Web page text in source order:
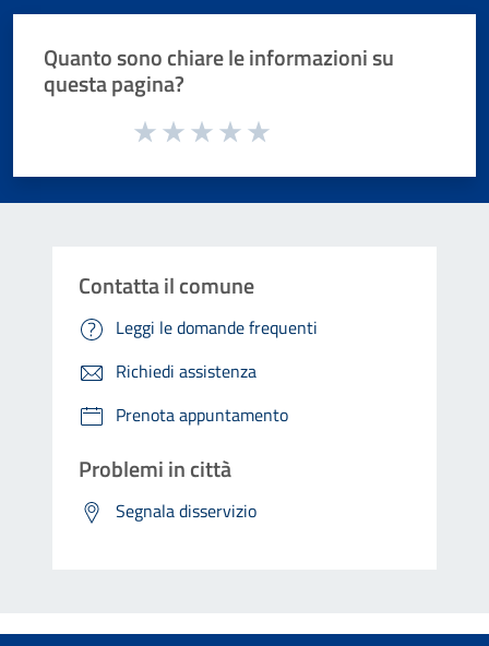
Quanto sono chiare le informazioni su
questa pagina?
Valuta da 1 a 5 stelle la pagina
Contatta il comune
Leggi le domande frequenti
Richiedi assistenza
Prenota appuntamento
Problemi in città
Segnala disservizio